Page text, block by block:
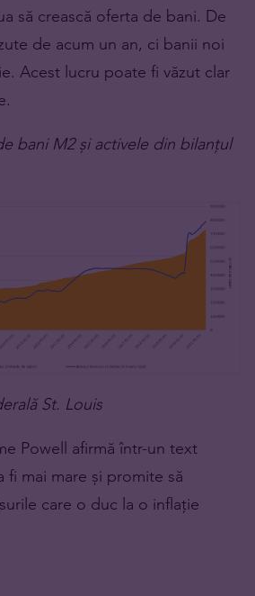
să crească oferta de bani. De
de acum un an, ci banii noi
Acest lucru poate fi văzut clar
bani M2 și activele din bilanțul
St. Louis
Powell afirmă într-un text
fi mai mare și promite să
care o duc la o inflație